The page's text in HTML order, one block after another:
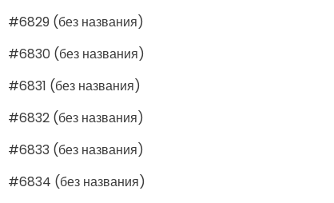
#6829 (без названия)
#6830 (без названия)
#6831 (без названия)
#6832 (без названия)
#6833 (без названия)
#6834 (без названия)